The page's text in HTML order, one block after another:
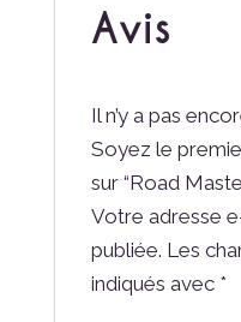
Avis
Il n’y a pas
Soyez le
sur “Road
Votre adresse
publiée. Les
indiqués avec *